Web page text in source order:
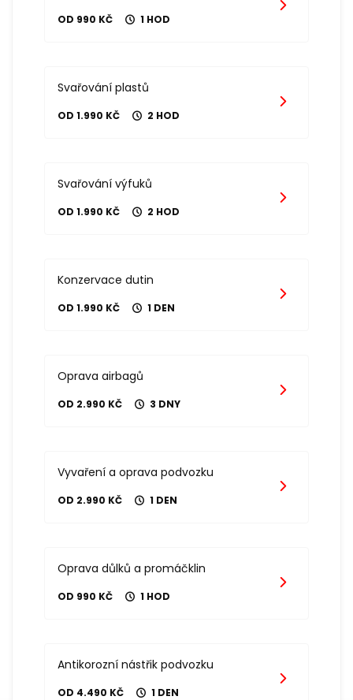
OD 990 KČ 1 HOD
Svařování plastů
OD 1.990 KČ 2 HOD
Svařování výfuků
OD 1.990 KČ 2 HOD
Konzervace dutin
OD 1.990 KČ 1 DEN
Oprava airbagů
OD 2.990 KČ 3 DNY
Vyvaření a oprava podvozku
OD 2.990 KČ 1 DEN
Oprava důlků a promáčklin
OD 990 KČ 1 HOD
Antikorozní nástřik podvozku
OD 4.490 KČ 1 DEN